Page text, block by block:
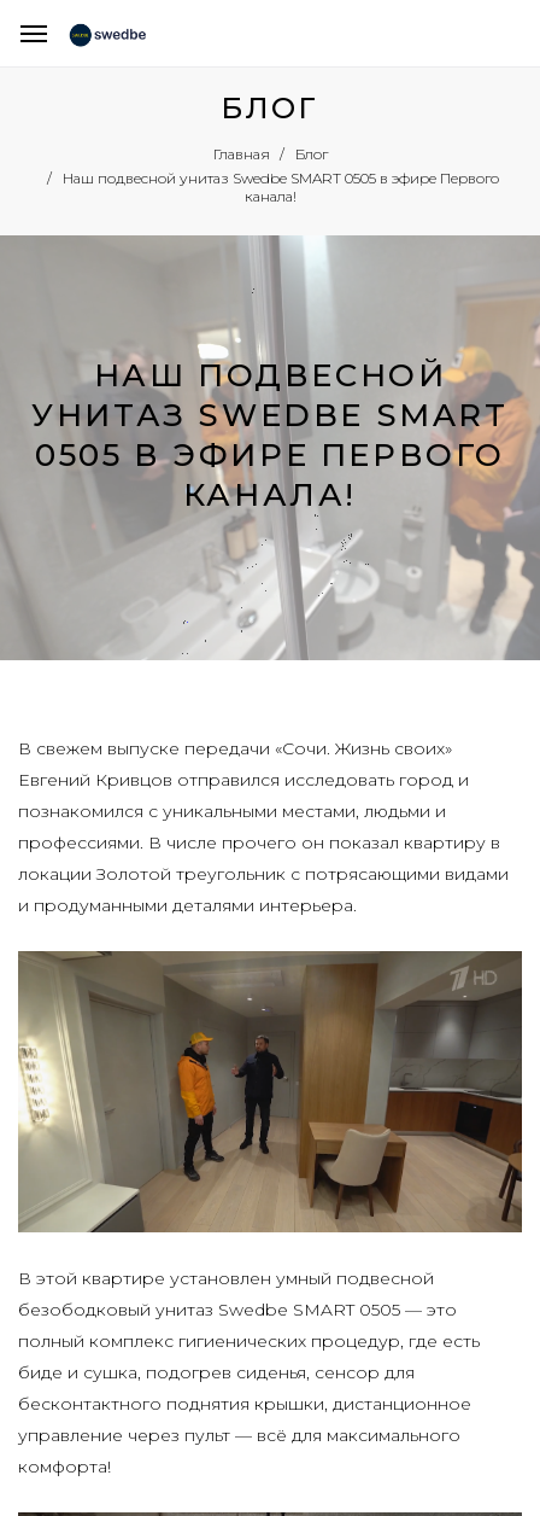
БЛОГ
Главная
Блог
Наш подвесной унитаз Swedbe SMART 0505 в эфире Первого
канала!
НАШ ПОДВЕСНОЙ
УНИТАЗ SWEDBE SMART
0505 В ЭФИРЕ ПЕРВОГО
КАНАЛА!
В свежем выпуске передачи «Сочи. Жизнь своих»
Евгений Кривцов отправился исследовать город и
познакомился с уникальными местами, людьми и
профессиями. В числе прочего он показал квартиру в
локации Золотой треугольник с потрясающими видами
и продуманными деталями интерьера.
В этой квартире установлен умный подвесной
безободковый унитаз Swedbe SMART 0505 — это
полный комплекс гигиенических процедур, где есть
биде и сушка, подогрев сиденья, сенсор для
бесконтактного поднятия крышки, дистанционное
управление через пульт — всё для максимального
комфорта!